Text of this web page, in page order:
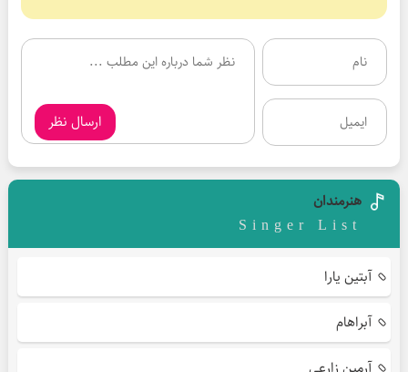
ارسال نظر
هنرمندان
Singer List
آبتین یارا
آبراهام
آرمین زارعی